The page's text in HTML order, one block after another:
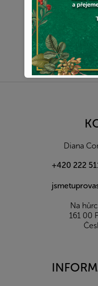
Diana
+420 222
Na
161 00